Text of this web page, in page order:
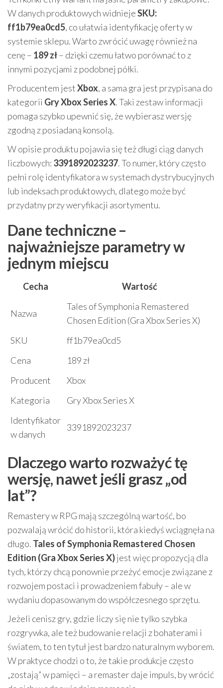
W danych produktowych widniejeSKU:
ff1b79ea0cd5, co ułatwia identyfikację oferty w
systemie sklepu. Warto zwrócić uwagę również na
cenę – 189 zł– dzięki czemu łatwo porównać to z
innymi pozycjami z podobnej półki.
Producentem jestXbox, a sama gra jest przypisana do
kategorii Gry Xbox Series X. Taki zestaw informacji
pomaga szybko upewnić się, że wybierasz wersję
zgodną z posiadaną konsolą.
W opisie produktu pojawia się też długi ciąg danych
liczbowych: 3391892023237. To numer, który często
pełni rolę identyfikatora w systemach dystrybucyjnych
lub indeksach produktowych, dlatego może być
przydatny przy weryfikacji asortymentu.
Dane techniczne –
najważniejsze parametry w
jednym miejscu
Cecha Wartość
Nazwa
Tales of Symphonia Remastered
Chosen Edition (Gra Xbox Series X)
SKU
ff1b79ea0cd5
Cena
189 zł
Producent
Xbox
Kategoria
Gry Xbox Series X
Identyfikator
w danych
3391892023237
Dlaczego warto rozważyć tę
wersję, nawet jeśli grasz „od
lat”?
Remastery w RPG mają szczególną wartość, bo
pozwalają wrócić do historii, która kiedyś wciągnęła na
długo. Tales of Symphonia Remastered Chosen
Edition (Gra Xbox Series X)jest więc propozycją dla
tych, którzy chcą ponownie przeżyć emocje związane z
rozwojem postaci i prowadzeniem fabuły – ale w
wydaniu dopasowanym do współczesnego sprzętu.
Jeżeli cenisz gry, gdzie liczy się nie tylko szybka
rozgrywka, ale też budowanie relacji z bohaterami i
światem, to ten tytuł jest bardzo naturalnym wyborem.
W praktyce chodzi o to, że takie produkcje często
„zostają” w pamięci – a remaster daje impuls, by wrócić